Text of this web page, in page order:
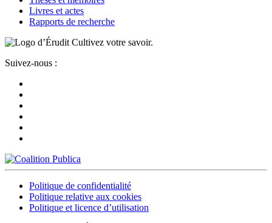
Livres et actes
Rapports de recherche
Cultivez votre savoir.
Suivez-nous :
Politique de confidentialité
Politique relative aux cookies
Politique et licence d’utilisation